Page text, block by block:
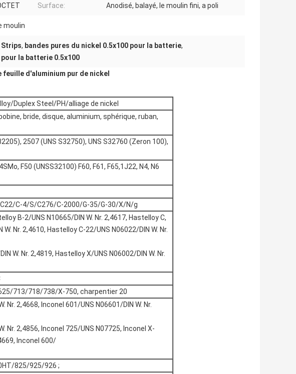
Surface: Anodisé, balayé, le moulin fini, a poli
moulin
Strips, bandes pures du nickel 0.5x100 pour la batterie,
la batterie 0.5x100
feuille d'aluminium pur de nickel
Duplex Steel/PH/alliage de nickel
bride, disque, aluminium, sphérique, ruban,
2507 (UNS S32750), UNS S32760 (Zeron 100),
F50 (UNSS32100) F60, F61, F65,1J22, N4, N6
C-4/S/C276/C-2000/G-35/G-30/X/N/g
B-2/UNS N10665/DIN W. Nr. 2,4617, Hastelloy C,
Nr. 2,4610, Hastelloy C-22/UNS N06022/DIN W. Nr.
W. Nr. 2,4819, Hastelloy X/UNS N06002/DIN W. Nr.
713/718/738/X-750, charpentier 20
Nr. 2,4668, Inconel 601/UNS N06601/DIN W. Nr.
Nr. 2,4856, Inconel 725/UNS N07725, Inconel X-
Inconel 600/
825/925/926 ;